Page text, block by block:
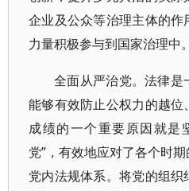
企业及公众等治理主体的
力量积极参与到国家治理中。
全面从严治党。法律是
能够有效防止公权力的越
成绩的一个重要原因就是
党”，有效地应对了各个时
党内法规体系。将党的组